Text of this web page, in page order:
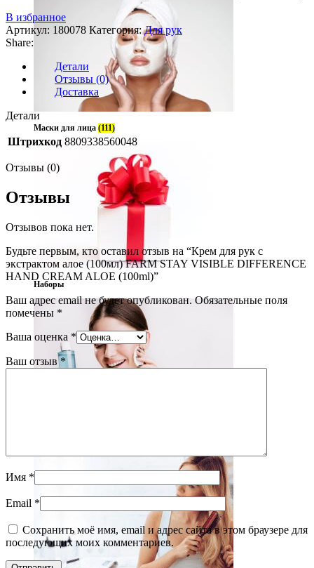
Маски для лица (111)
Наборы
В избранное
Артикул: 180078 Категория: Для рук
Share:
Детали
Отзывы (0)
Доставка
Детали
Штрихкод 8809338560048
Отзывы (0)
Отзывы
Отзывов пока нет.
Будьте первым, кто оставил отзыв на “Крем для рук с
экстрактом алое (100мл) FARM STAY VISIBLE DIFFERENCE
HAND CREAM ALOE (100ml)”
Ваш адрес email не будет опубликован. Обязательные поля
помечены *
Ваша оценка *
Ваш отзыв*
Имя *
Email *
Сохранить моё имя, email и адрес сайта в этом браузере для
последующих моих комментариев.